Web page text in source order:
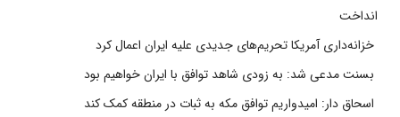
انداخت
خزانه‌داری آمریکا تحریم‌های جدیدی علیه ایران اعمال کرد
بسنت مدعی شد: به زودی شاهد توافق با ایران خواهیم بود
اسحاق دار: امیدواریم توافق مکه به ثبات در منطقه کمک کند